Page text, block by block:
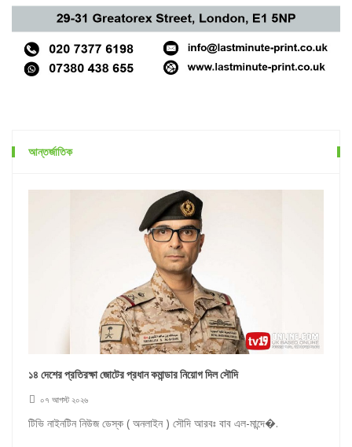
আন্তর্জাতিক
১৪ দেশের প্রতিরক্ষা জোটের প্রধান কমান্ডার নিয়োগ দিল সৌদি
০৭ আগস্ট ২০২৬
টিভি নাইনটিন নিউজ ডেস্ক ( অনলাইন ) সৌদি আরবঃ বাব এল-মান্দে�.